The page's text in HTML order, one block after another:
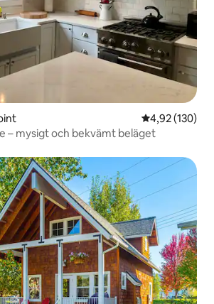
4,92 av 5 i
4,92 (130)
– mysigt och bekvämt beläget